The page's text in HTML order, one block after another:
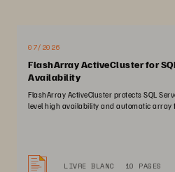
07/2026
FlashArray ActiveCluster for
Availability
FlashArray ActiveCluster protects SQL
level high availability and automatic array
LIVRE BLANC 10 PAGES